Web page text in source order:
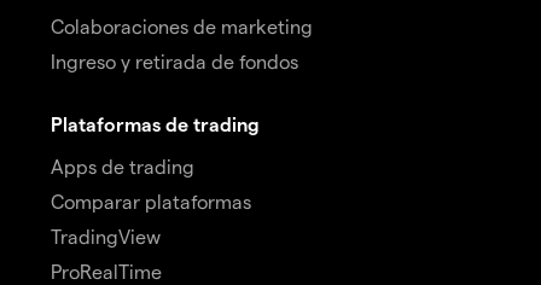
Colaboraciones de marketing
Ingreso y retirada de fondos
Plataformas de trading
Apps de trading
Comparar plataformas
TradingView
ProRealTime